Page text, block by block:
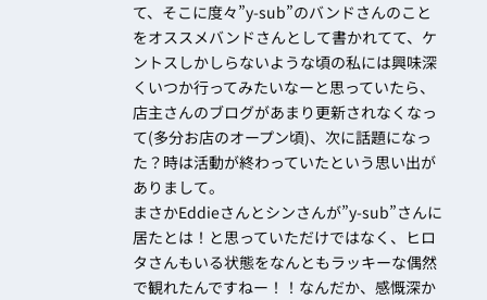
て、そこに度々”y-sub”のバンドさんのこと
をオススメバンドさんとして書かれてて、ケ
ントスしかしらないような頃の私には興味深
くいつか行ってみたいなーと思っていたら、
店主さんのブログがあまり更新されなくなっ
て(多分お店のオープン頃)、次に話題になっ
た？時は活動が終わっていたという思い出が
ありまして。
まさかEddieさんとシンさんが”y-sub”さんに
居たとは！と思っていただけではなく、ヒロ
タさんもいる状態をなんともラッキーな偶然
で観れたんですねー！！なんだか、感慨深か